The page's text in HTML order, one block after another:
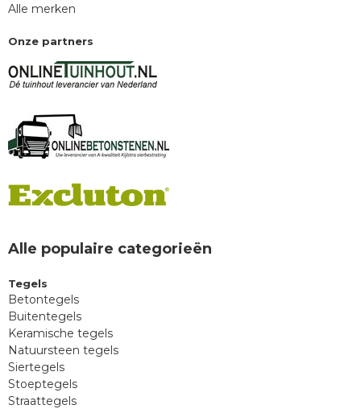
Alle merken
Onze partners
Alle populaire categorieën
Tegels
Betontegels
Buitentegels
Keramische tegels
Natuursteen tegels
Siertegels
Stoeptegels
Straattegels